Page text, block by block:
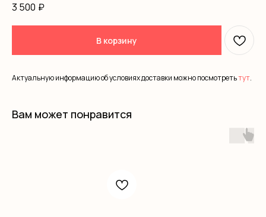
3 500 ₽
В корзину
Актуальную информацию об условиях доставки можно посмотретьтут.
Вам может понравится